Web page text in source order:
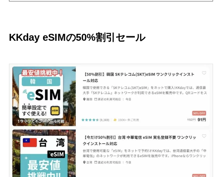
KKday eSIMの50%割引セール